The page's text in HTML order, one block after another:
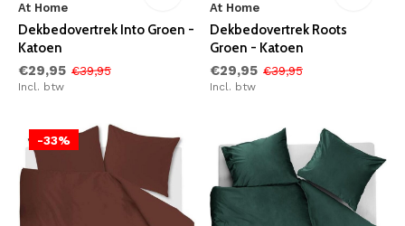
At Home
Dekbedovertrek Into Groen -
Katoen
€29,95 €39,95
Incl. btw
At Home
Dekbedovertrek Roots
Groen - Katoen
€29,95 €39,95
Incl. btw
-33%